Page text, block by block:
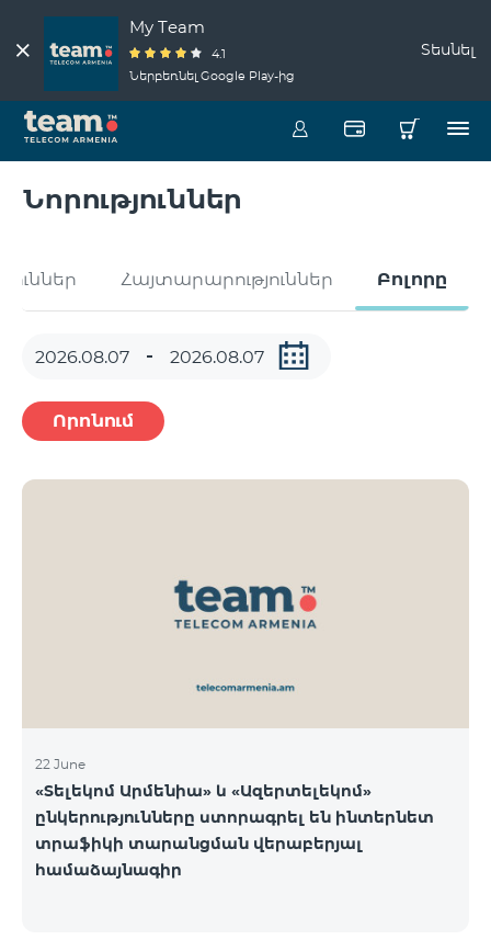
My Team
4.1
Ներբեռնել Google Play-ից
Տեսնել
Նորություններ
Հայտարարություններ Բոլորը
Որոնում
22 June
«Տելեկոմ Արմենիա» և «Ազերտելեկոմ»
ընկերությունները ստորագրել են ինտերնետ
տրաֆիկի տարանցման վերաբերյալ
համաձայնագիր